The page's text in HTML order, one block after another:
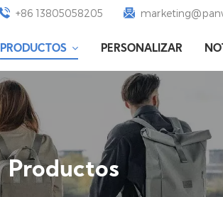
+86 13805058205
PRODUCTOS PERSONALIZAR
Productos